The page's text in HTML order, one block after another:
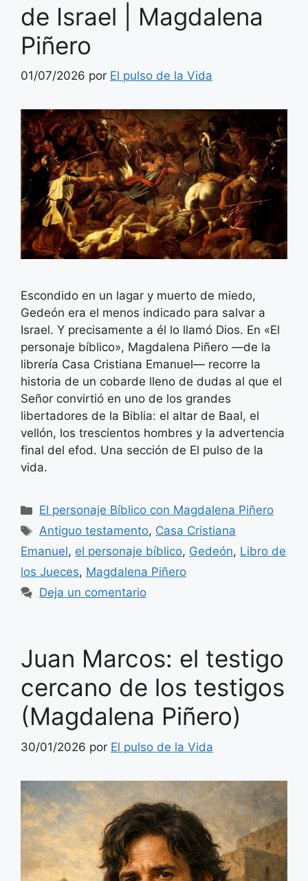
de Israel | Magdalena
Piñero
01/07/2026 por El pulso de la Vida
Escondido en un lagar y muerto de miedo,
Gedeón era el menos indicado para salvar a
Israel. Y precisamente a él lo llamó Dios. En «El
personaje bíblico», Magdalena Piñero —de la
librería Casa Cristiana Emanuel— recorre la
historia de un cobarde lleno de dudas al que el
Señor convirtió en uno de los grandes
libertadores de la Biblia: el altar de Baal, el
vellón, los trescientos hombres y la advertencia
final del efod. Una sección de El pulso de la
vida.
Categorías
El personaje Bíblico con Magdalena Piñero
Etiquetas
Antiguo testamento, Casa Cristiana
Emanuel, el personaje bíblico, Gedeón, Libro de
los Jueces, Magdalena Piñero
Deja un comentario
Juan Marcos: el testigo
cercano de los testigos
(Magdalena Piñero)
30/01/2026 por El pulso de la Vida